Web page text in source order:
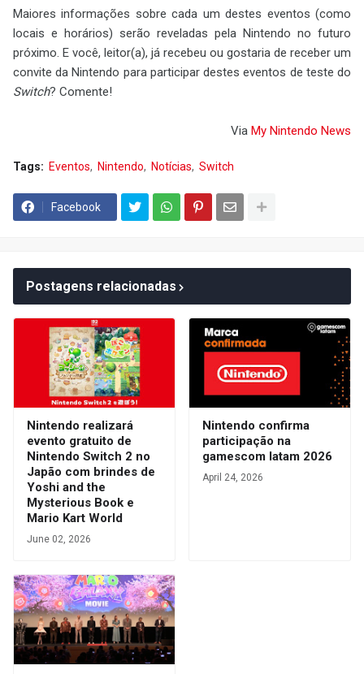
Maiores informações sobre cada um destes eventos (como
locais e horários) serão reveladas pela Nintendo no futuro
próximo. E você, leitor(a), já recebeu ou gostaria de receber um
convite da Nintendo para participar destes eventos de teste do
Switch? Comente!
Via My Nintendo News
Tags: Eventos Nintendo Notícias Switch
Facebook
Postagens relacionadas
Nintendo realizará
evento gratuito de
Nintendo Switch 2 no
Japão com brindes de
Yoshi and the
Mysterious Book e
Mario Kart World
June 02, 2026
Nintendo confirma
participação na
gamescom latam 2026
April 24, 2026